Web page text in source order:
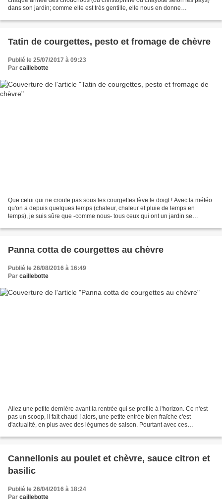
dans son jardin; comme elle est très gentille, elle nous en donne
Tatin de courgettes, pesto et fromage de chèvre
Publié le 25/07/2017 à 09:23
Par caillebotte
Que celui qui ne croule pas sous les courgettes lève le doigt ! Avec la météo
qu'on a depuis quelques temps (chaleur, chaleur et pluie de temps en
temps), je suis sûre que -comme nous- tous ceux qui ont un jardin se
Panna cotta de courgettes au chèvre
Publié le 26/08/2016 à 16:49
Par caillebotte
Allez une petite dernière avant la rentrée qui se profile à l'horizon. Ce n'est
pas un scoop, il fait chaud ! alors, une petite entrée bien fraîche c'est
d'actualité, en plus avec des légumes de saison. Pourtant avec ces
Cannellonis au poulet et chèvre, sauce citron et
basilic
Publié le 26/04/2016 à 18:24
Par caillebotte